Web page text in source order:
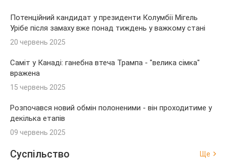
Потенційний кандидат у президенти Колумбії Мігель
Урібе після замаху вже понад тиждень у важкому стані
20 червень 2025
Саміт у Канаді: ганебна втеча Трампа - "велика сімка"
вражена
15 червень 2025
Розпочався новий обмін полоненими - він проходитиме у
декілька етапів
09 червень 2025
Суспільство Ще